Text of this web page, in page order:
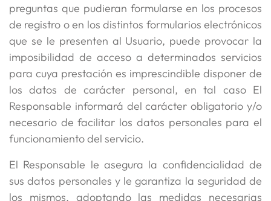
preguntas que pudieran formularse en los procesos
de registro o en los distintos formularios electrónicos
que se le presenten al Usuario, puede provocar la
imposibilidad de acceso a determinados servicios
para cuya prestación es imprescindible disponer de
los datos de carácter personal, en tal caso El
Responsable informará del carácter obligatorio y/o
necesario de facilitar los datos personales para el
funcionamiento del servicio.
El Responsable le asegura la confidencialidad de
sus datos personales y le garantiza la seguridad de
los mismos, adoptando las medidas necesarias